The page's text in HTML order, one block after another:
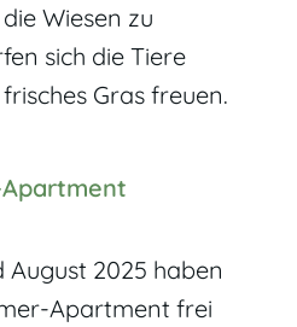
Wiesen zu
sich die Tiere
Gras freuen.
August 2025 haben
Apartment frei